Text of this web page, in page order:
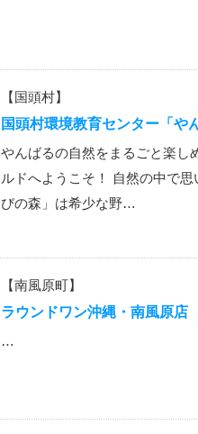
【国頭村】
国頭村環境教育センター「や
やんばるの自然をまるごと楽し
ルドへようこそ！ 自然の中で
びの森」は希少な野…
【南風原町】
ラウンドワン沖縄・南風原店
…